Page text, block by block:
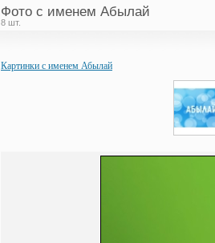
Фото с именем Абылай
8 шт.
Картинки с именем Абылай